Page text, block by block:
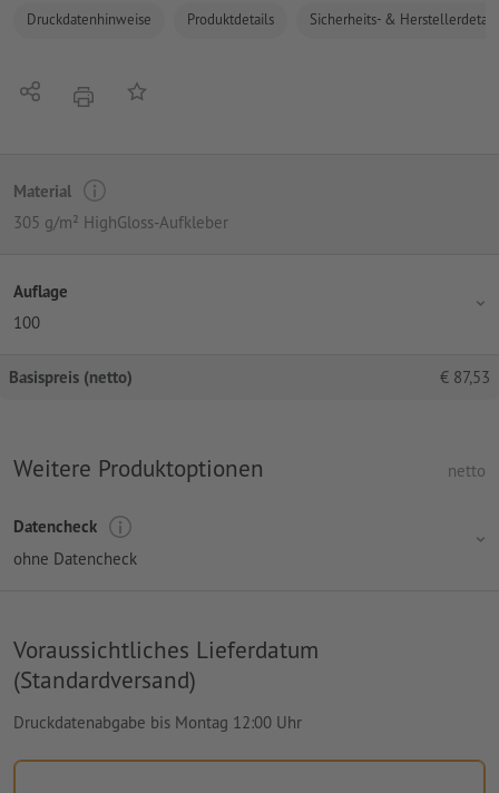
Druckdatenhinweise Produktdetails Sicherheits- &
Teilen DruckenAuf die Merkliste
Material
305 g/m² HighGloss-Aufkleber
Auflage
100
Basispreis (netto) € 87,53
Weitere Produktoptionen netto
Datencheck
ohne Datencheck
Voraussichtliches Lieferdatum
(Standardversand)
Druckdatenabgabe bis Montag 12:00 Uhr